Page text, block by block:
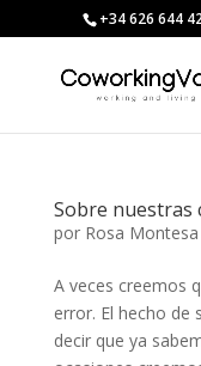
+34 626 644
Sobre nuestras
por Rosa Montesa
A veces creemos
error. El hecho de
decir que ya